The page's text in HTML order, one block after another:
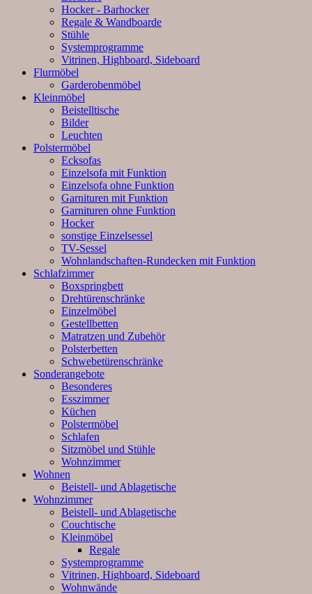
Hocker - Barhocker
Regale & Wandboarde
Stühle
Systemprogramme
Vitrinen, Highboard, Sideboard
Flurmöbel
Garderobenmöbel
Kleinmöbel
Beistelltische
Bilder
Leuchten
Polstermöbel
Ecksofas
Einzelsofa mit Funktion
Einzelsofa ohne Funktion
Garnituren mit Funktion
Garnituren ohne Funktion
Hocker
sonstige Einzelsessel
TV-Sessel
Wohnlandschaften-Rundecken mit Funktion
Schlafzimmer
Boxspringbett
Drehtürenschränke
Einzelmöbel
Gestellbetten
Matratzen und Zubehör
Polsterbetten
Schwebetürenschränke
Sonderangebote
Besonderes
Esszimmer
Küchen
Polstermöbel
Schlafen
Sitzmöbel und Stühle
Wohnzimmer
Wohnen
Beistell- und Ablagetische
Wohnzimmer
Beistell- und Ablagetische
Couchtische
Kleinmöbel
Regale
Systemprogramme
Vitrinen, Highboard, Sideboard
Wohnwände